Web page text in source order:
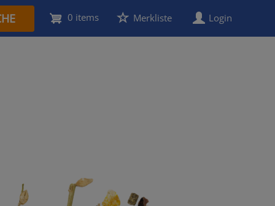
User
account
Merkliste Login
0 items